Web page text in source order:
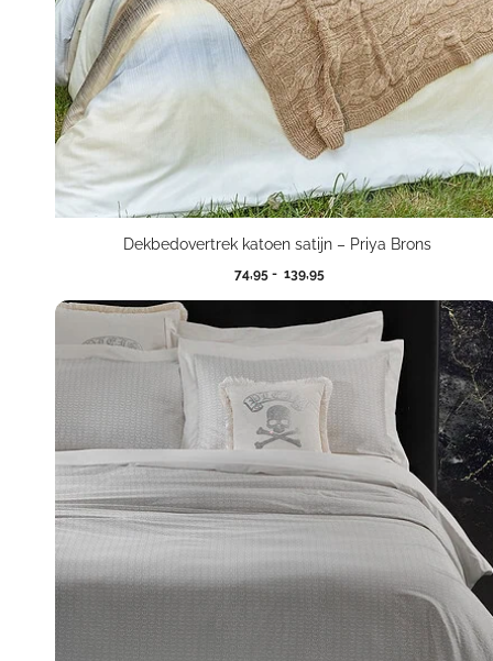
Dekbedovertrek katoen satijn – Priya Brons
74,95 - 139,95Prijsklasse: